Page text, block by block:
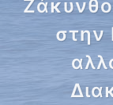
στην